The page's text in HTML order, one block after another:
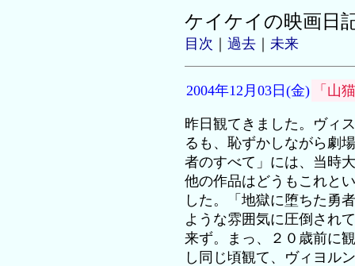
ケイケイの映画日
目次 過去 未来
2004年12月03日(金) 「山
昨日観てきました。ヴィ
るも、恥ずかしながら劇
者のすべて」には、当時
他の作品はどうもこれと
した。「地獄に堕ちた勇
ような雰囲気に圧倒され
来ず。まっ、２０歳前に
し同じ頃観て、ヴィヨル